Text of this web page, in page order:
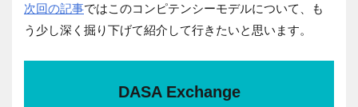
次回の記事ではこのコンピテンシーモデルについて、も
う少し深く掘り下げて紹介して行きたいと思います。
DASA Exchange